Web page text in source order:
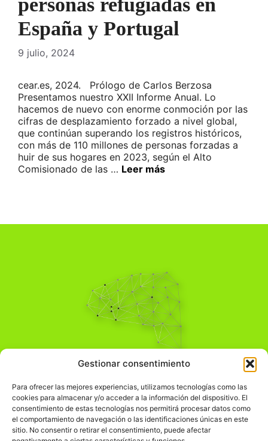
Gestionar consentimiento
Para ofrecer las mejores experiencias, utilizamos tecnologías como las
cookies para almacenar y/o acceder a la información del dispositivo. El
consentimiento de estas tecnologías nos permitirá procesar datos como
el comportamiento de navegación o las identificaciones únicas en este
sitio. No consentir o retirar el consentimiento, puede afectar
personas refugiadas en
España y Portugal
9 julio, 2024
cear.es, 2024. Prólogo de Carlos Berzosa
Presentamos nuestro XXII Informe Anual. Lo
hacemos de nuevo con enorme conmoción por las
cifras de desplazamiento forzado a nivel global,
que continúan superando los registros históricos,
con más de 110 millones de personas forzadas a
huir de sus hogares en 2023, según el Alto
Comisionado de las … Leer más
Pensamiento Crítico
Comprender el mundo para transformarlo.
Información Legal